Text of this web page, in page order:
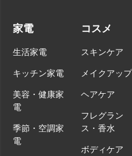
家電
生活家電
キッチン家電
美容・健康家
電
季節・空調家
電
コスメ
スキンケア
メイクアップ
ヘアケア
フレグラン
ス・香水
ボディケア